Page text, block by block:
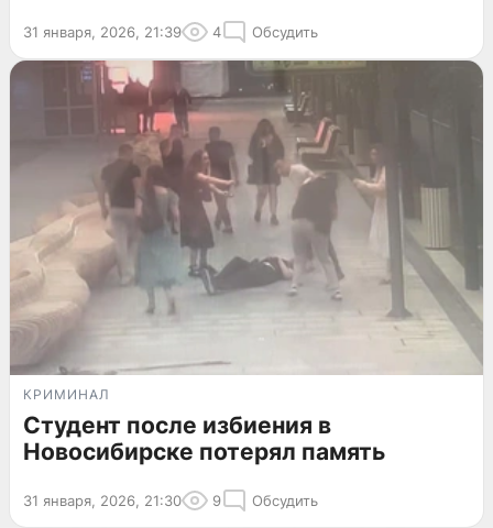
31 января, 2026, 21:39 4 Обсудить
КРИМИНАЛ
Студент после избиения в
Новосибирске потерял память
31 января, 2026, 21:30 9 Обсудить